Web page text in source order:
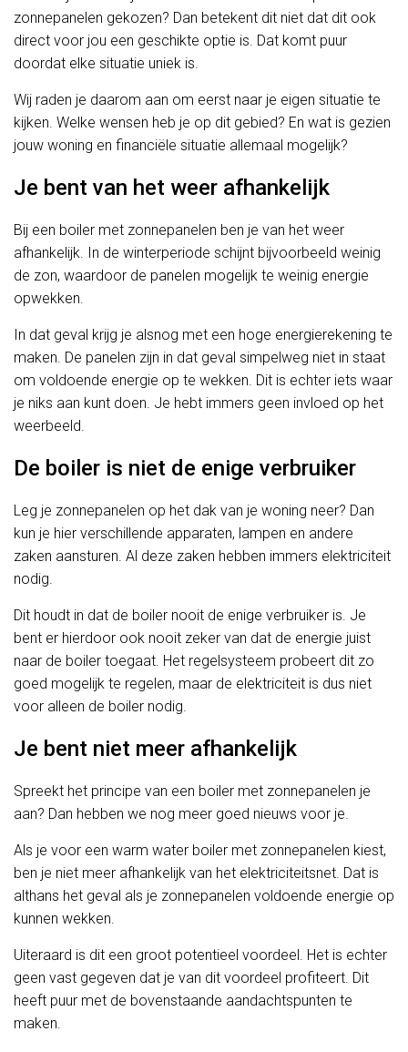
zonnepanelen gekozen? Dan betekent dit niet dat dit ook
direct voor jou een geschikte optie is. Dat komt puur
doordat elke situatie uniek is.
Wij raden je daarom aan om eerst naar je eigen situatie te
kijken. Welke wensen heb je op dit gebied? En wat is gezien
jouw woning en financiële situatie allemaal mogelijk?
Je bent van het weer afhankelijk
Bij een boiler met zonnepanelen ben je van het weer
afhankelijk. In de winterperiode schijnt bijvoorbeeld weinig
de zon, waardoor de panelen mogelijk te weinig energie
opwekken.
In dat geval krijg je alsnog met een hoge energierekening te
maken. De panelen zijn in dat geval simpelweg niet in staat
om voldoende energie op te wekken. Dit is echter iets waar
je niks aan kunt doen. Je hebt immers geen invloed op het
weerbeeld.
De boiler is niet de enige verbruiker
Leg je zonnepanelen op het dak van je woning neer? Dan
kun je hier verschillende apparaten, lampen en andere
zaken aansturen. Al deze zaken hebben immers elektriciteit
nodig.
Dit houdt in dat de boiler nooit de enige verbruiker is. Je
bent er hierdoor ook nooit zeker van dat de energie juist
naar de boiler toegaat. Het regelsysteem probeert dit zo
goed mogelijk te regelen, maar de elektriciteit is dus niet
voor alleen de boiler nodig.
Je bent niet meer afhankelijk
Spreekt het principe van een boiler met zonnepanelen je
aan? Dan hebben we nog meer goed nieuws voor je.
Als je voor een warm water boiler met zonnepanelen kiest,
ben je niet meer afhankelijk van het elektriciteitsnet. Dat is
althans het geval als je zonnepanelen voldoende energie op
kunnen wekken.
Uiteraard is dit een groot potentieel voordeel. Het is echter
geen vast gegeven dat je van dit voordeel profiteert. Dit
heeft puur met de bovenstaande aandachtspunten te
maken.